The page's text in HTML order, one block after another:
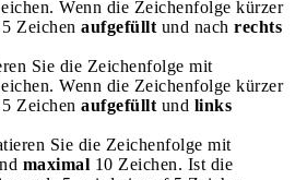
Wenn die Zeichenfolge kürzer
Zeichen aufgefüllt und nach rechts
Sie die Zeichenfolge mit
Wenn die Zeichenfolge kürzer
Zeichen aufgefüllt und links
Sie die Zeichenfolge mit
maximal 10 Zeichen. Ist die